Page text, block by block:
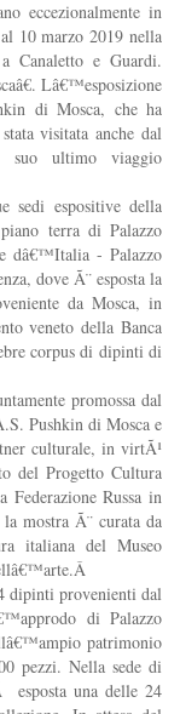
eccezionalmente in
10 marzo 2019 nella
Canaletto e Guardi.
Lâ€™esposizione
di Mosca, che ha
visitata anche dal
suo ultimo viaggio
sedi espositive della
terra di Palazzo
dâ€™Italia - Palazzo
dove Ã¨ esposta la
da Mosca, in
veneto della Banca
corpus di dipinti di
promossa dal
Pushkin di Mosca e
culturale, in virtÃ¹
del Progetto Cultura
Federazione Russa in
mostra Ã¨ curata da
italiana del Museo
dipinti provenienti dal
di Palazzo
patrimonio
pezzi. Nella sede di
esposta una delle 24